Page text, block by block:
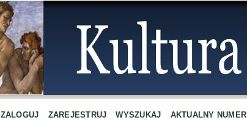
ZALOGUJ ZAREJESTRUJ WYSZUKAJ AKTUALNY NUMER